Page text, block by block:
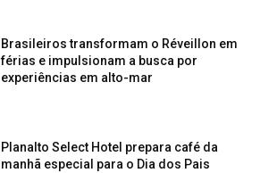
Brasileiros transformam o Réveillon em
férias e impulsionam a busca por
experiências em alto-mar
Planalto Select Hotel prepara café da
manhã especial para o Dia dos Pais